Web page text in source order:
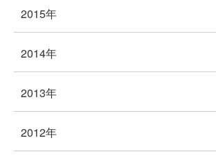
2015年
2014年
2013年
2012年